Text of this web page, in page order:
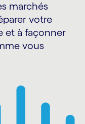
marchés
votre
et à façonner
vous